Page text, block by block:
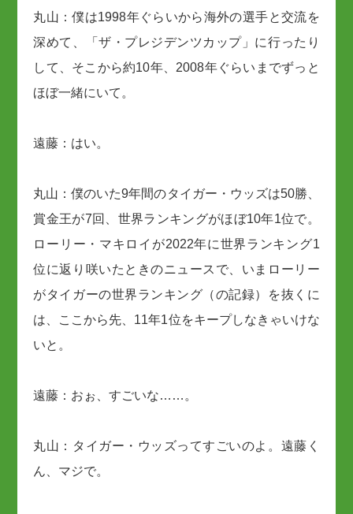
丸山：僕は1998年ぐらいから海外の選手と交流を
深めて、「ザ・プレジデンツカップ」に行ったり
して、そこから約10年、2008年ぐらいまでずっと
ほぼ一緒にいて。
遠藤：はい。
丸山：僕のいた9年間のタイガー・ウッズは50勝、
賞金王が7回、世界ランキングがほぼ10年1位で。
ローリー・マキロイが2022年に世界ランキング1
位に返り咲いたときのニュースで、いまローリー
がタイガーの世界ランキング（の記録）を抜くに
は、ここから先、11年1位をキープしなきゃいけな
いと。
遠藤：おぉ、すごいな……。
丸山：タイガー・ウッズってすごいのよ。遠藤く
ん、マジで。